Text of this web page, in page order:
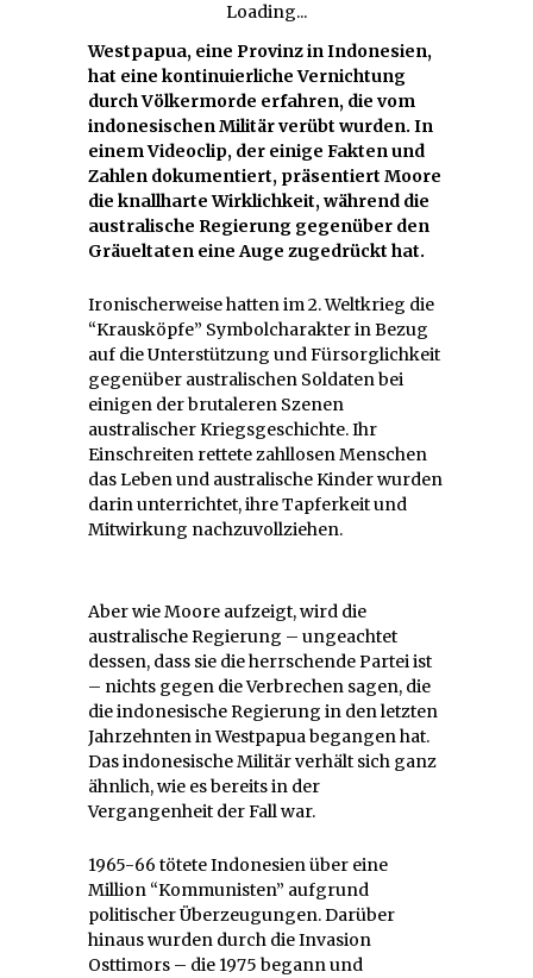
Loading...
Westpapua, eine Provinz in Indonesien,
hat eine kontinuierliche Vernichtung
durch Völkermorde erfahren, die vom
indonesischen Militär verübt wurden. In
einem Videoclip, der einige Fakten und
Zahlen dokumentiert, präsentiert Moore
die knallharte Wirklichkeit, während die
australische Regierung gegenüber den
Gräueltaten eine Auge zugedrückt hat.
Ironischerweise hatten im 2. Weltkrieg die
“Krausköpfe” Symbolcharakter in Bezug
auf die Unterstützung und Fürsorglichkeit
gegenüber australischen Soldaten bei
einigen der brutaleren Szenen
australischer Kriegsgeschichte. Ihr
Einschreiten rettete zahllosen Menschen
das Leben und australische Kinder wurden
darin unterrichtet, ihre Tapferkeit und
Mitwirkung nachzuvollziehen.
Aber wie Moore aufzeigt, wird die
australische Regierung – ungeachtet
dessen, dass sie die herrschende Partei ist
– nichts gegen die Verbrechen sagen, die
die indonesische Regierung in den letzten
Jahrzehnten in Westpapua begangen hat.
Das indonesische Militär verhält sich ganz
ähnlich, wie es bereits in der
Vergangenheit der Fall war.
1965-66 tötete Indonesien über eine
Million “Kommunisten” aufgrund
politischer Überzeugungen. Darüber
hinaus wurden durch die Invasion
Osttimors – die 1975 begann und